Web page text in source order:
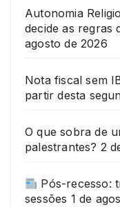
Autonomia
decide as regras
agosto de 2026
Nota fiscal sem
partir desta
O que sobra de
palestrantes? 2
Pós-recesso:
sessões 1 de